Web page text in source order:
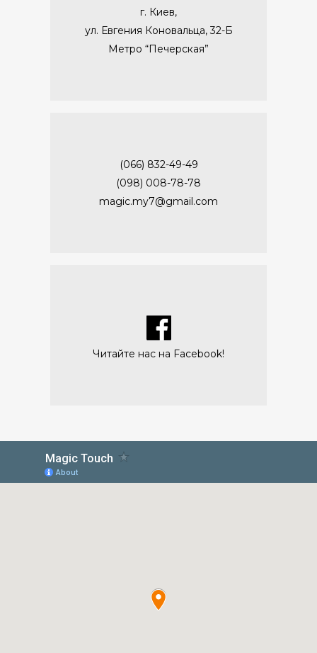
г. Киев,
ул. Евгения Коновальца, 32-Б
Метро “Печерская”
(066) 832-49-49
(098) 008-78-78
magic.my7@gmail.com
Читайте нас на Facebook!